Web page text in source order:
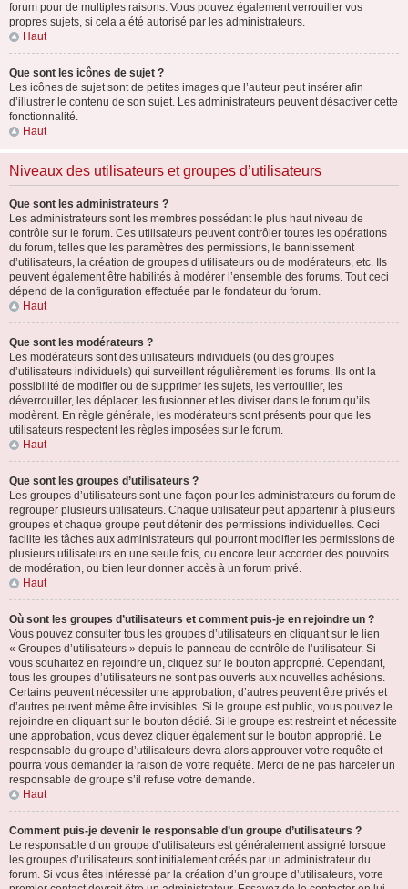
forum pour de multiples raisons. Vous pouvez également verrouiller vos
propres sujets, si cela a été autorisé par les administrateurs.
Haut
Que sont les icônes de sujet ?
Les icônes de sujet sont de petites images que l’auteur peut insérer afin
d’illustrer le contenu de son sujet. Les administrateurs peuvent désactiver cette
fonctionnalité.
Haut
Niveaux des utilisateurs et groupes d’utilisateurs
Que sont les administrateurs ?
Les administrateurs sont les membres possédant le plus haut niveau de
contrôle sur le forum. Ces utilisateurs peuvent contrôler toutes les opérations
du forum, telles que les paramètres des permissions, le bannissement
d’utilisateurs, la création de groupes d’utilisateurs ou de modérateurs, etc. Ils
peuvent également être habilités à modérer l’ensemble des forums. Tout ceci
dépend de la configuration effectuée par le fondateur du forum.
Haut
Que sont les modérateurs ?
Les modérateurs sont des utilisateurs individuels (ou des groupes
d’utilisateurs individuels) qui surveillent régulièrement les forums. Ils ont la
possibilité de modifier ou de supprimer les sujets, les verrouiller, les
déverrouiller, les déplacer, les fusionner et les diviser dans le forum qu’ils
modèrent. En règle générale, les modérateurs sont présents pour que les
utilisateurs respectent les règles imposées sur le forum.
Haut
Que sont les groupes d’utilisateurs ?
Les groupes d’utilisateurs sont une façon pour les administrateurs du forum de
regrouper plusieurs utilisateurs. Chaque utilisateur peut appartenir à plusieurs
groupes et chaque groupe peut détenir des permissions individuelles. Ceci
facilite les tâches aux administrateurs qui pourront modifier les permissions de
plusieurs utilisateurs en une seule fois, ou encore leur accorder des pouvoirs
de modération, ou bien leur donner accès à un forum privé.
Haut
Où sont les groupes d’utilisateurs et comment puis-je en rejoindre un ?
Vous pouvez consulter tous les groupes d’utilisateurs en cliquant sur le lien
« Groupes d’utilisateurs » depuis le panneau de contrôle de l’utilisateur. Si
vous souhaitez en rejoindre un, cliquez sur le bouton approprié. Cependant,
tous les groupes d’utilisateurs ne sont pas ouverts aux nouvelles adhésions.
Certains peuvent nécessiter une approbation, d’autres peuvent être privés et
d’autres peuvent même être invisibles. Si le groupe est public, vous pouvez le
rejoindre en cliquant sur le bouton dédié. Si le groupe est restreint et nécessite
une approbation, vous devez cliquer également sur le bouton approprié. Le
responsable du groupe d’utilisateurs devra alors approuver votre requête et
pourra vous demander la raison de votre requête. Merci de ne pas harceler un
responsable de groupe s’il refuse votre demande.
Haut
Comment puis-je devenir le responsable d’un groupe d’utilisateurs ?
Le responsable d’un groupe d’utilisateurs est généralement assigné lorsque
les groupes d’utilisateurs sont initialement créés par un administrateur du
forum. Si vous êtes intéressé par la création d’un groupe d’utilisateurs, votre